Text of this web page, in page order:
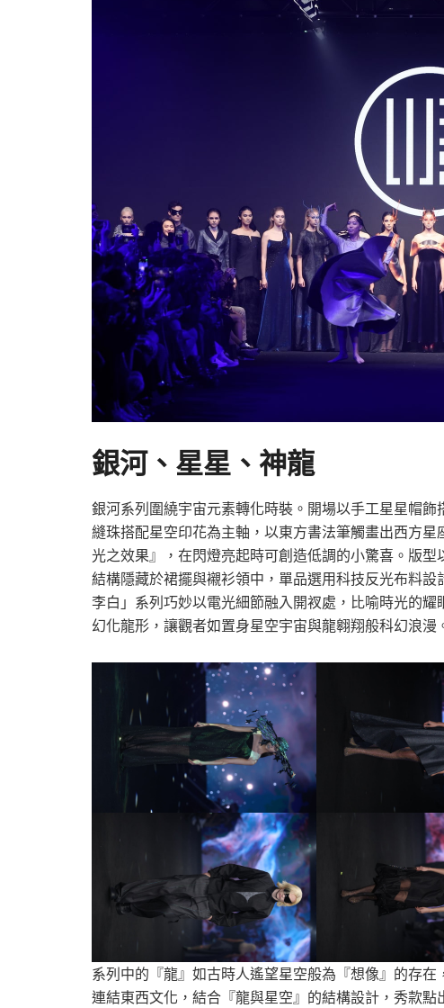
銀河、星星、神龍
銀河系列圍繞宇宙元素轉化時裝。開場以手工星星帽
縫珠搭配星空印花為主軸，以東方書法筆觸畫出西方
光之效果』，在閃燈亮起時可創造低調的小驚喜。版
結構隱藏於裙擺與襯衫領中，單品選用科技反光布料
李白」系列巧妙以電光細節融入開衩處，比喻時光的
幻化龍形，讓觀者如置身星空宇宙與龍翱翔般科幻浪漫
系列中的『龍』如古時人遙望星空般為『想像』的存
連結東西文化，結合『龍與星空』的結構設計，秀款